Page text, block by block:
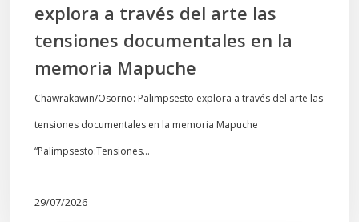
memoria
Mapuche
explora a través del arte las
tensiones documentales en la
memoria Mapuche
Chawrakawin/Osorno: Palimpsesto explora a través del arte las
tensiones documentales en la memoria Mapuche
“Palimpsesto:Tensiones…
29/07/2026